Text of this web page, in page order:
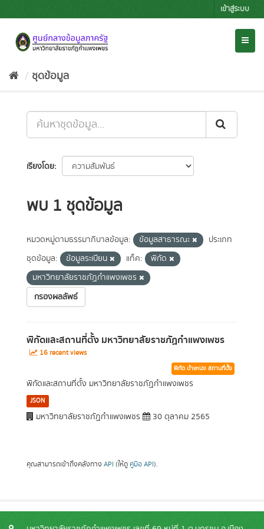
to
เข้าสู่ระบบ
ชุดข้อมูล
เรียงโดย
พบ 1 ชุดข้อมูล
หมวดหมู่ตามธรรมาภิบาลข้อมูล: ข้อมูลสาธารณะ
ประเภท
ชุดข้อมูล:
ข้อมูลระเบียน แท็ค:
พิกัด
มหาวิทยาลัยราชภัฏกำแพงเพชร
กรองผลลัพธ์
พิกัดและสถานที่ตั้ง มหาวิทยาลัยราชภัฏกำแพงเพชร
16 recent views
พิกัด ตำแหน่ง สถานที่ตั้ง
พิกัดและสถานที่ตั้ง มหาวิทยาลัยราชภัฏกำแพงเพชร
JSON
มหาวิทยาลัยราชภัฏกำแพงเพชร 30 ตุลาคม 2565
คุณสามารถเข้าถึงคลังทาง API (ให้ดู คู่มือ API).